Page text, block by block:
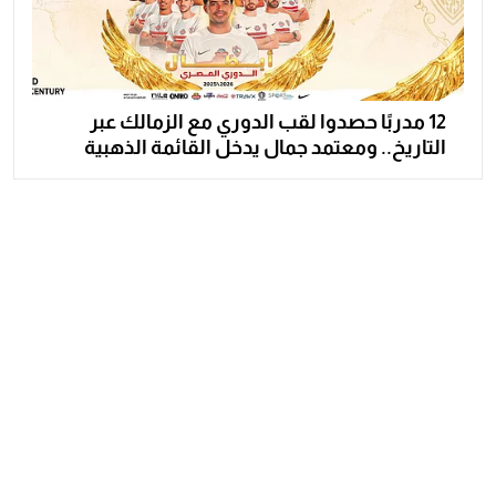
12 مدربًا حصدوا لقب الدوري مع الزمالك عبر
التاريخ.. ومعتمد جمال يدخل القائمة الذهبية